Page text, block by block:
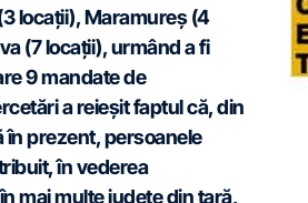
locații), Maramureș (4
(7 locații), urmând a fi
9 mandate de
a reieșit faptul că, din
prezent, persoanele
în vederea
mai multe județe din țară,